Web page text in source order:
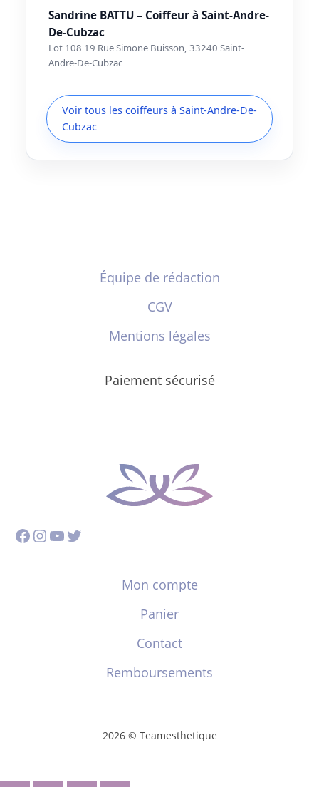
Sandrine BATTU – Coiffeur à Saint-Andre-
De-Cubzac
Lot 108 19 Rue Simone Buisson, 33240 Saint-
Andre-De-Cubzac
Voir tous les coiffeurs à Saint-Andre-De-
Cubzac
Équipe de rédaction
CGV
Mentions légales
Paiement sécurisé
Facebook
Instagram
YouTube
Twitter
Mon compte
Panier
Contact
Remboursements
2026 © Teamesthetique